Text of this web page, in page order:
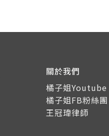
關於我們
橘子姐Youtube
橘子姐FB粉絲團
王冠瑋律師